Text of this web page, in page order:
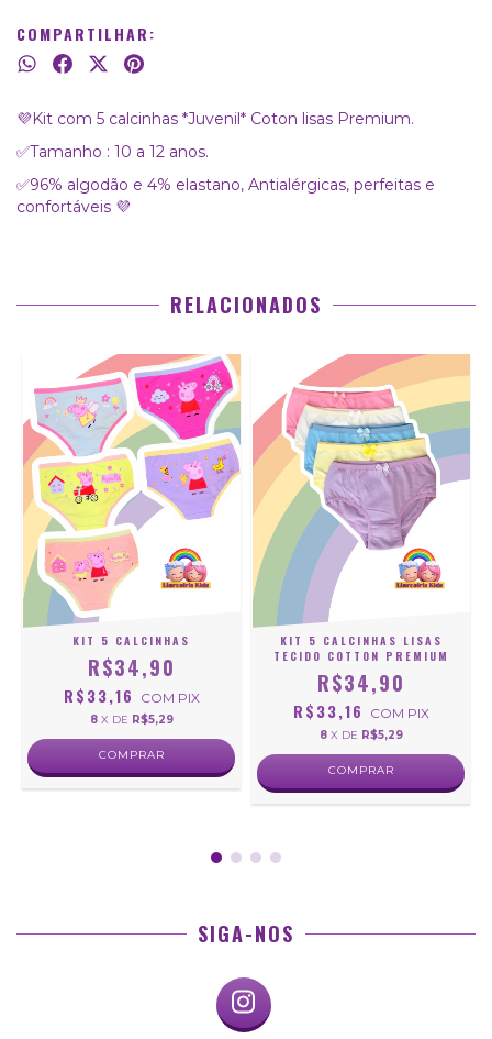
COMPARTILHAR:
💜Kit com 5 calcinhas *Juvenil* Coton lisas Premium.
✅Tamanho : 10 a 12 anos.
✅96% algodão e 4% elastano, Antialérgicas, perfeitas e
confortáveis 💜
RELACIONADOS
KIT 5 CALCINHAS
R$34,90
R$33,16 COM PIX
8 X DE R$5,29
COMPRAR
KIT 5 CALCINHAS LISAS
TECIDO COTTON PREMIUM
R$34,90
R$33,16 COM PIX
8 X DE R$5,29
COMPRAR
SIGA-NOS